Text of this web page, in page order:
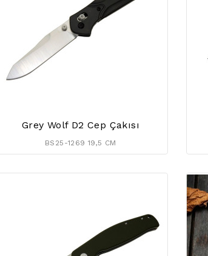
Grey Wolf D2 Cep Çakısı
BS25-1269 19,5 CM